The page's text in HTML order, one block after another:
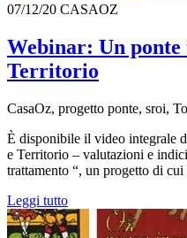
07/12/20 CASAOZ
Webinar: Un ponte
Territorio
CasaOz, progetto ponte, sroi,
È disponibile il video integrale
e Territorio – valutazioni e
trattamento “, un progetto di cui
Leggi tutto